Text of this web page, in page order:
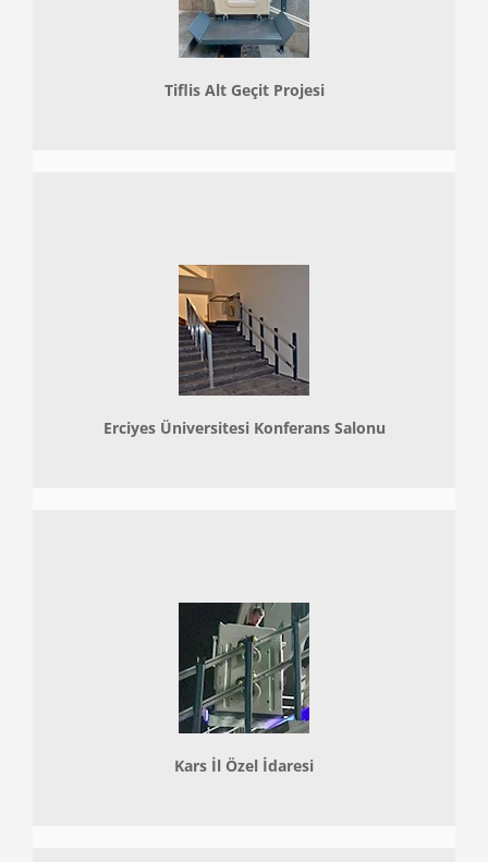
Tiflis Alt Geçit Projesi
Erciyes Üniversitesi Konferans Salonu
Kars İl Özel İdaresi